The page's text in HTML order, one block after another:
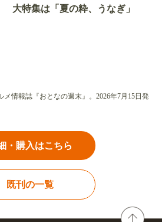
大特集は「夏の粋、うなぎ」
情報誌『おとなの週末』。2026年7月15日発
・購入はこちら
既刊の一覧